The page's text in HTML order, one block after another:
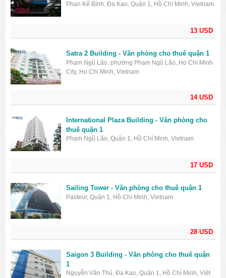
13 USD
Phan Kế Bính, Đa Kao, Quận 1, Hồ Chí Minh, Vietnam
14 USD
Satra 2 Building - Văn phòng cho thuê quận 1
Phạm Ngũ Lão, phường Phạm Ngũ Lão, Ho Chi Minh
City, Ho Chi Minh, Vietnam
17 USD
International Plaza Building - Văn phòng cho
thuê quận 1
Phạm Ngũ Lão, Quận 1, Hồ Chí Minh, Vietnam
28 USD
Sailing Tower - Văn phòng cho thuê quận 1
Pasteur, Quận 1, Hồ Chí Minh, Vietnam
Saigon 3 Building - Văn phòng cho thuê quận
1
Nguyễn Văn Thủ, Đa Kao, Quận 1, Hồ Chí Minh, Việt